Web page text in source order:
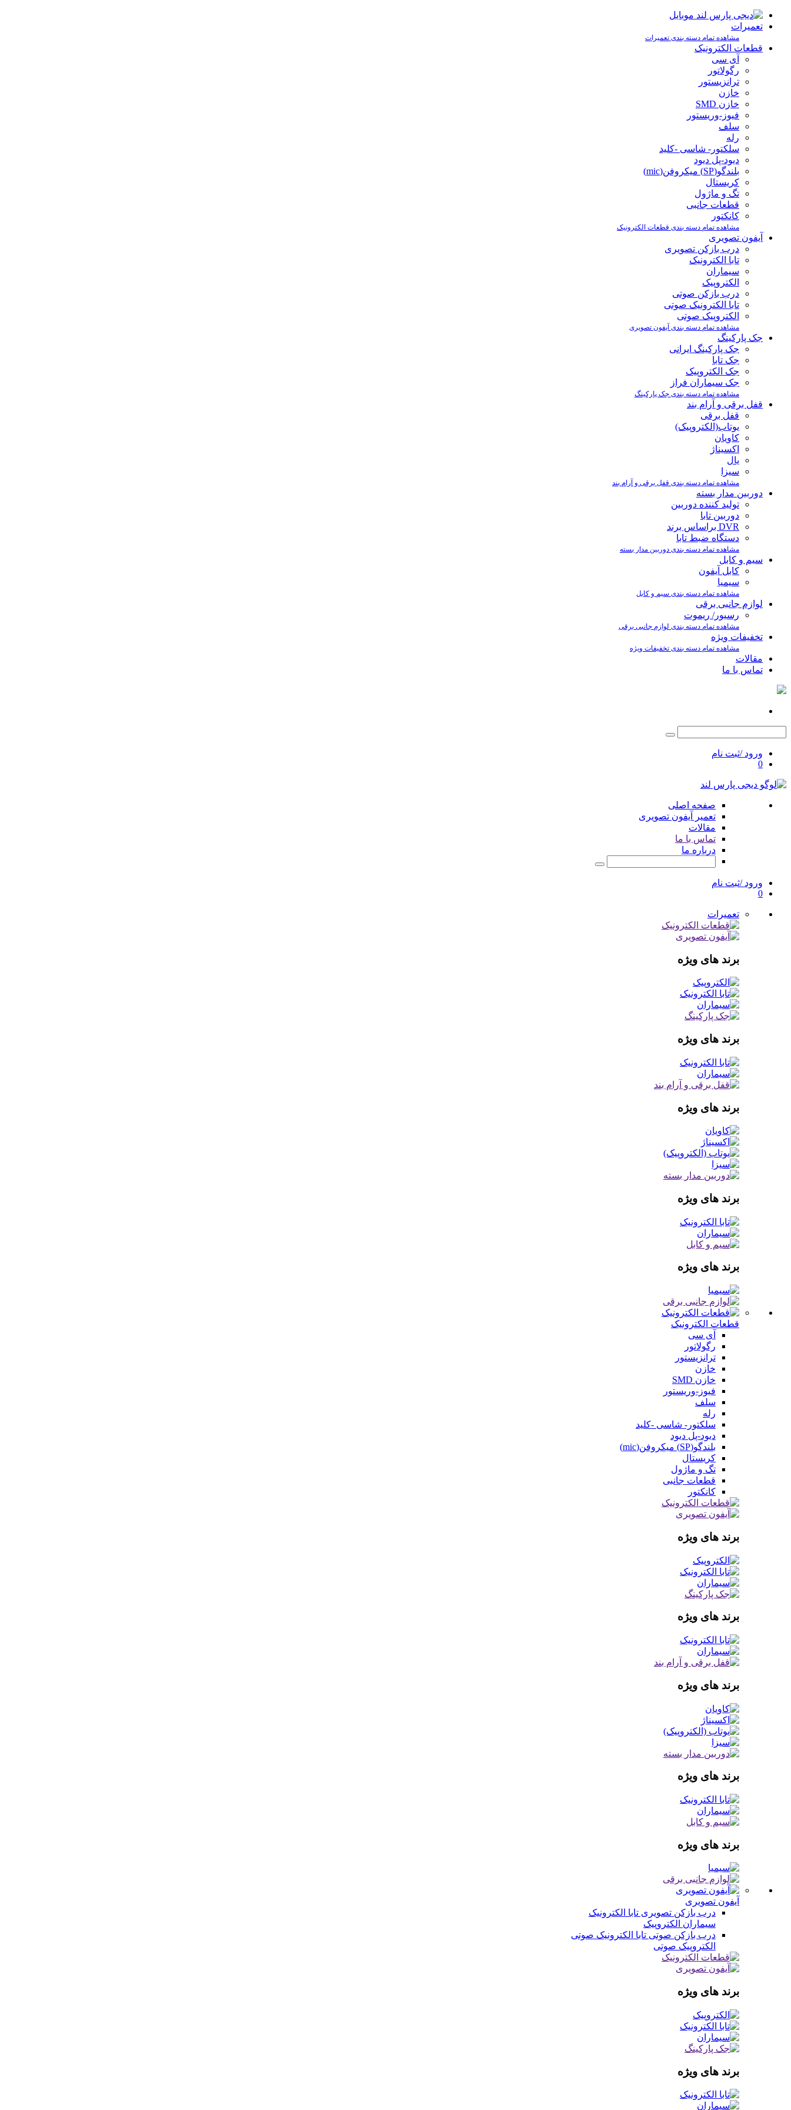
تعمیرات
مشاهده تمام دسته بندی تعمیرات
قطعات الکترونیک
آی سی
رگولاتور
ترانزیستور
خازن
خازن SMD
فیوز-وریستور
سلف
رله
سلکتور- شاسی -کلید
دیود-پل دیود
بلندگو(SP) میکروفن(mic)
کریستال
تگ و ماژول
قطعات جانبی
کانکتور
مشاهده تمام دسته بندی قطعات الکترونیک
آیفون تصویری
درب بازکن تصویری
تابا الکترونیک
سیماران
الکتروپیک
درب بازکن صوتی
تابا الکترونیک صوتی
الکتروپیک صوتی
مشاهده تمام دسته بندی آیفون تصویری
جک پارکینگ
جک پارکینگ ایرانی
جک تابا
جک الکتروپیک
جک سیماران فراز
مشاهده تمام دسته بندی جک پارکینگ
قفل برقی و آرام بند
قفل برقی
یوتاب(الکتروپیک)
کاویان
اکسیناژ
یال
سیزا
مشاهده تمام دسته بندی قفل برقی و آرام بند
دوربین مدار بسته
تولید کننده دوربین
دوربین تابا
DVR براساس برند
دستگاه ضبط تابا
مشاهده تمام دسته بندی دوربین مدار بسته
سیم و کابل
کابل آیفون
سیمیا
مشاهده تمام دسته بندی سیم و کابل
لوازم جانبی برقی
رسیور/ ریموت
مشاهده تمام دسته بندی لوازم جانبی برقی
تخفیفات ویژه
مشاهده تمام دسته بندی تخفیفات ویژه
مقالات
تماس با ما
ورود /ثبت نام
0
صفحه اصلی
تعمیر آیفون تصویری
مقالات
تماس با ما
درباره ما
ورود /ثبت نام
0
تعمیرات
برند های ویژه
برند های ویژه
برند های ویژه
برند های ویژه
برند های ویژه
قطعات الکترونیک
آی سی
رگولاتور
ترانزیستور
خازن
خازن SMD
فیوز-وریستور
سلف
رله
سلکتور- شاسی -کلید
دیود-پل دیود
بلندگو(SP) میکروفن(mic)
کریستال
تگ و ماژول
قطعات جانبی
کانکتور
برند های ویژه
برند های ویژه
برند های ویژه
برند های ویژه
برند های ویژه
آیفون تصویری
درب بازکن تصویری تابا الکترونیک
سیماران الکتروپیک
درب بازکن صوتی تابا الکترونیک صوتی
الکتروپیک صوتی
برند های ویژه
برند های ویژه